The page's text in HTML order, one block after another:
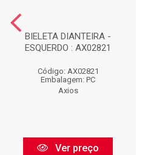
BIELETA DIANTEIRA -
ESQUERDO : AX02821
Código: AX02821
Embalagem: PC
Axios
Ver preço